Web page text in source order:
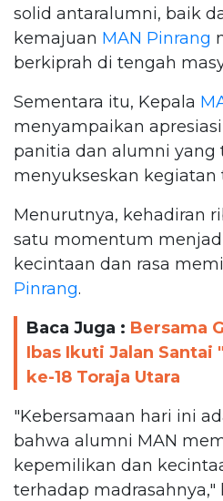
solid antaralumni, baik
kemajuan MAN Pinrang
berkiprah di tengah
Sementara itu, Kepala
menyampaikan
panitia dan alumni yang
menyukseskan kegiatan
Menurutnya, kehadiran
satu momentum
kecintaan dan rasa
Pinrang.
Baca Juga : Bersama
Ibas Ikuti Jalan Santai
ke-18 Toraja Utara
"Kebersamaan hari ini
bahwa alumni MAN
kepemilikan dan
terhadap madrasahnya,"